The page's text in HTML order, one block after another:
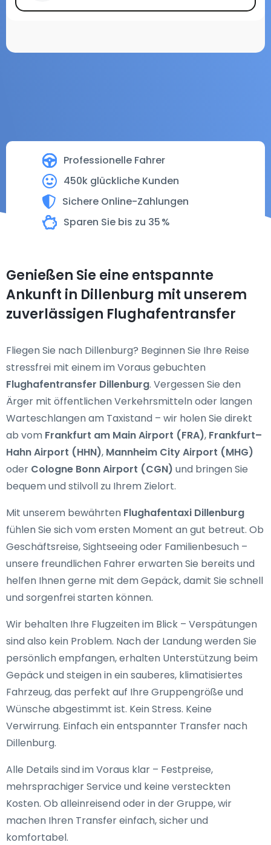
Professionelle Fahrer
450k glückliche Kunden
Sichere Online-Zahlungen
Sparen Sie bis zu 35 %
Genießen Sie eine entspannte
Ankunft in Dillenburg mit unserem
zuverlässigen Flughafentransfer
Fliegen Sie nach Dillenburg? Beginnen Sie Ihre Reise
stressfrei mit einem im Voraus gebuchten
Flughafentransfer Dillenburg. Vergessen Sie den
Ärger mit öffentlichen Verkehrsmitteln oder langen
Warteschlangen am Taxistand – wir holen Sie direkt
ab vom Frankfurt am Main Airport (FRA), Frankfurt–
Hahn Airport (HHN), Mannheim City Airport (MHG)
oder Cologne Bonn Airport (CGN) und bringen Sie
bequem und stilvoll zu Ihrem Zielort.
Mit unserem bewährten Flughafentaxi Dillenburg
fühlen Sie sich vom ersten Moment an gut betreut. Ob
Geschäftsreise, Sightseeing oder Familienbesuch –
unsere freundlichen Fahrer erwarten Sie bereits und
helfen Ihnen gerne mit dem Gepäck, damit Sie schnell
und sorgenfrei starten können.
Wir behalten Ihre Flugzeiten im Blick – Verspätungen
sind also kein Problem. Nach der Landung werden Sie
persönlich empfangen, erhalten Unterstützung beim
Gepäck und steigen in ein sauberes, klimatisiertes
Fahrzeug, das perfekt auf Ihre Gruppengröße und
Wünsche abgestimmt ist. Kein Stress. Keine
Verwirrung. Einfach ein entspannter Transfer nach
Dillenburg.
Alle Details sind im Voraus klar – Festpreise,
mehrsprachiger Service und keine versteckten
Kosten. Ob alleinreisend oder in der Gruppe, wir
machen Ihren Transfer einfach, sicher und
komfortabel.